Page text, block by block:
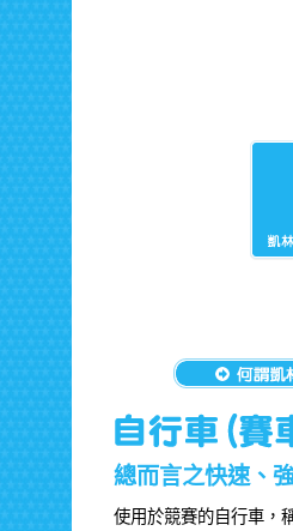
總而言之快速、
使用於競賽的自行車，